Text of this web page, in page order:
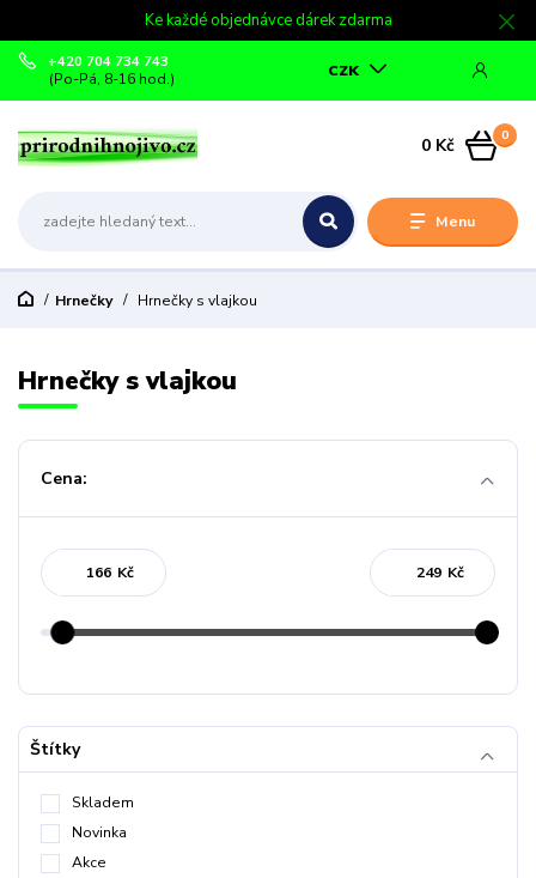
Ke každé objednávce dárek zdarma
Menu
CZK
+420 704 734 743
(Po-Pá, 8-16 hod.)
0
0 Kč
Hrnečky Hrnečky s vlajkou
Hrnečky s vlajkou
Cena:
Kč Kč
Štítky
Skladem
Novinka
Akce